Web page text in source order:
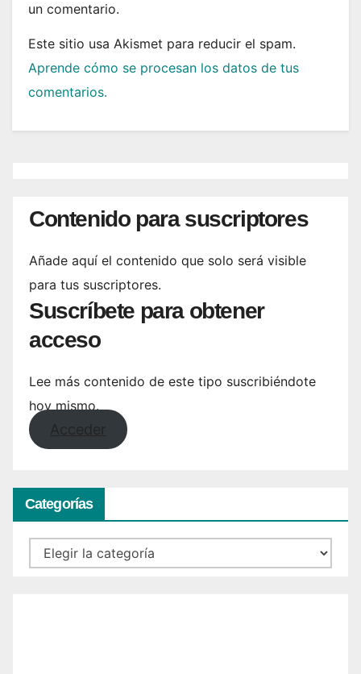
un comentario.
Este sitio usa Akismet para reducir el spam.
Aprende cómo se procesan los datos de tus
comentarios.
Contenido para suscriptores
Añade aquí el contenido que solo será visible
para tus suscriptores.
Suscríbete para obtener
acceso
Lee más contenido de este tipo suscribiéndote
hoy mismo.
Acceder
Categorías
Categorías